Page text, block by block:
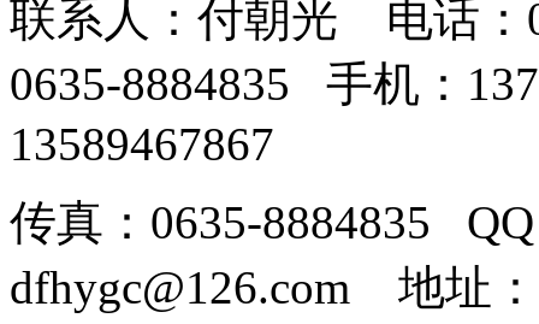
联系人：付朝光 电话：
0635-8884835 手机：
13589467867
传真：0635-8884835
dfhygc@126.com 地址